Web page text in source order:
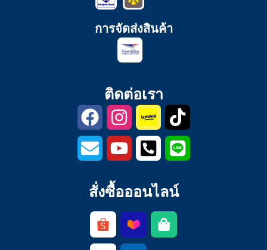
การจัดส่งสินค้า
ติดต่อเรา
สั่งซื้อออนไลน์